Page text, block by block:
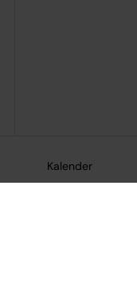
Kalender